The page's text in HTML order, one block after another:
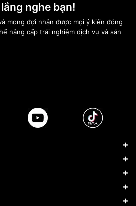
lắng nghe bạn!
mong đợi nhận được mọi ý kiến đóng
nâng cấp trải nghiệm dịch vụ và sản
qua Fundiin